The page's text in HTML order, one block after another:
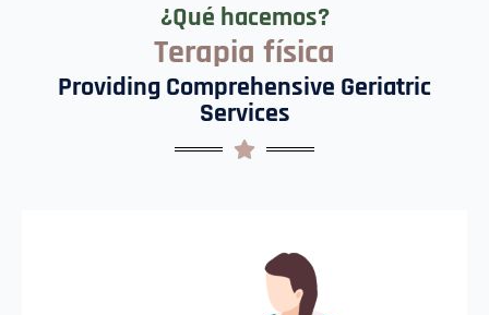
¿Qué hacemos?
Terapia física
Providing Comprehensive Geriatric
Services